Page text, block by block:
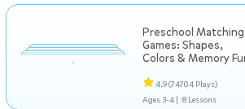
Preschool Matching
Games: Shapes,
Colors & Memory
4.9(74704 Plays)
Ages 3-4 | 8 Lessons